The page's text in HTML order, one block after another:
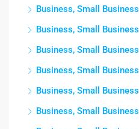
Business, Small Business
Business, Small Business
Business, Small Business
Business, Small Business
Business, Small Business
Business, Small Business